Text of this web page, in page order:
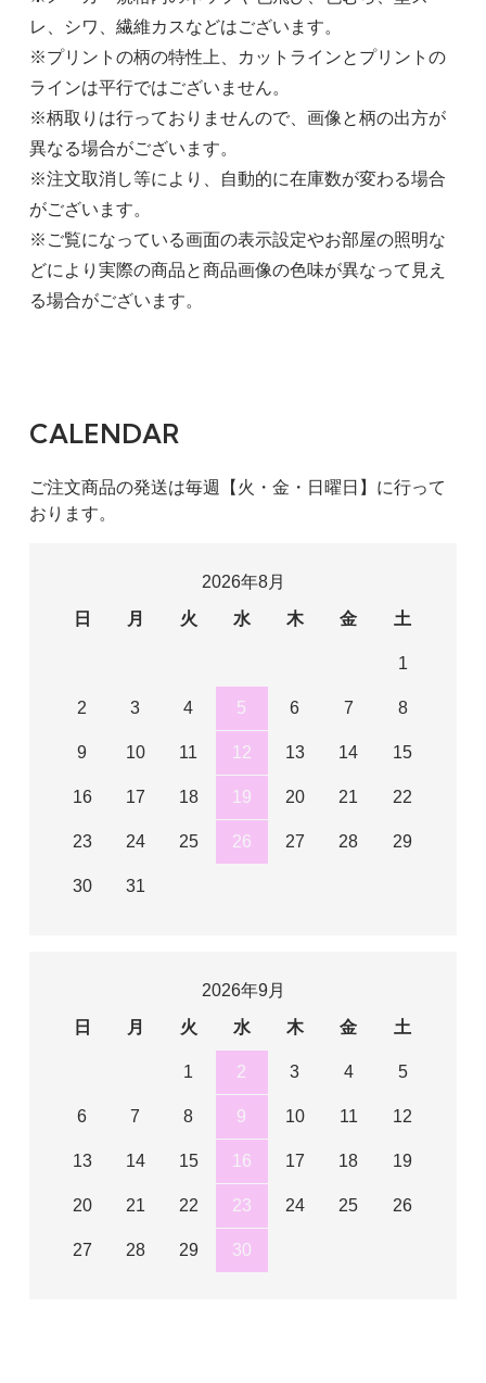
レ、シワ、繊維カスなどはございます。
※プリントの柄の特性上、カットラインとプリントの
ラインは平行ではございません。
※柄取りは行っておりませんので、画像と柄の出方が
異なる場合がございます。
※注文取消し等により、自動的に在庫数が変わる場合
がございます。
※ご覧になっている画面の表示設定やお部屋の照明な
どにより実際の商品と商品画像の色味が異なって見え
る場合がございます。
CALENDAR
ご注文商品の発送は毎週【火・金・日曜日】に行って
おります。
2026年8月
日
月 火 水 木 金 土
1
2 3 4 5 6 7 8
9 10 11 12 13 14 15
16 17 18 19 20 21 22
23 24 25 26 27 28 29
30 31
2026年9月
日
月 火 水 木 金 土
1 2 3 4 5
6 7 8 9 10 11 12
13 14 15 16 17 18 19
20 21 22 23 24 25 26
27 28 29 30